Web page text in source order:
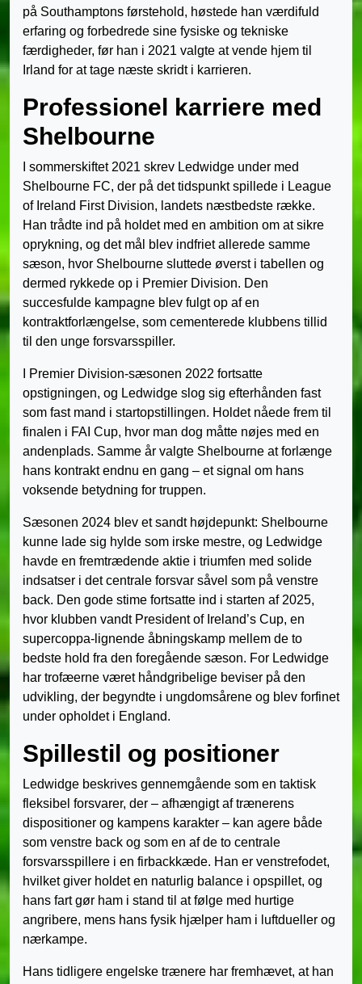
på Southamptons førstehold, høstede han værdifuld
erfaring og forbedrede sine fysiske og tekniske
færdigheder, før han i 2021 valgte at vende hjem til
Irland for at tage næste skridt i karrieren.
Professionel karriere med
Shelbourne
I sommerskiftet 2021 skrev Ledwidge under med
Shelbourne FC, der på det tidspunkt spillede i League
of Ireland First Division, landets næstbedste række.
Han trådte ind på holdet med en ambition om at sikre
oprykning, og det mål blev indfriet allerede samme
sæson, hvor Shelbourne sluttede øverst i tabellen og
dermed rykkede op i Premier Division. Den
succesfulde kampagne blev fulgt op af en
kontraktforlængelse, som cementerede klubbens tillid
til den unge forsvarsspiller.
I Premier Division-sæsonen 2022 fortsatte
opstigningen, og Ledwidge slog sig efterhånden fast
som fast mand i startopstillingen. Holdet nåede frem til
finalen i FAI Cup, hvor man dog måtte nøjes med en
andenplads. Samme år valgte Shelbourne at forlænge
hans kontrakt endnu en gang – et signal om hans
voksende betydning for truppen.
Sæsonen 2024 blev et sandt højdepunkt: Shelbourne
kunne lade sig hylde som irske mestre, og Ledwidge
havde en fremtrædende aktie i triumfen med solide
indsatser i det centrale forsvar såvel som på venstre
back. Den gode stime fortsatte ind i starten af 2025,
hvor klubben vandt President of Ireland’s Cup, en
supercoppa-lignende åbningskamp mellem de to
bedste hold fra den foregående sæson. For Ledwidge
har trofæerne været håndgribelige beviser på den
udvikling, der begyndte i ungdomsårene og blev forfinet
under opholdet i England.
Spillestil og positioner
Ledwidge beskrives gennemgående som en taktisk
fleksibel forsvarer, der – afhængigt af trænerens
dispositioner og kampens karakter – kan agere både
som venstre back og som en af de to centrale
forsvarsspillere i en firbackkæde. Han er venstrefodet,
hvilket giver holdet en naturlig balance i opspillet, og
hans fart gør ham i stand til at følge med hurtige
angribere, mens hans fysik hjælper ham i luftdueller og
nærkampe.
Hans tidligere engelske trænere har fremhævet, at han